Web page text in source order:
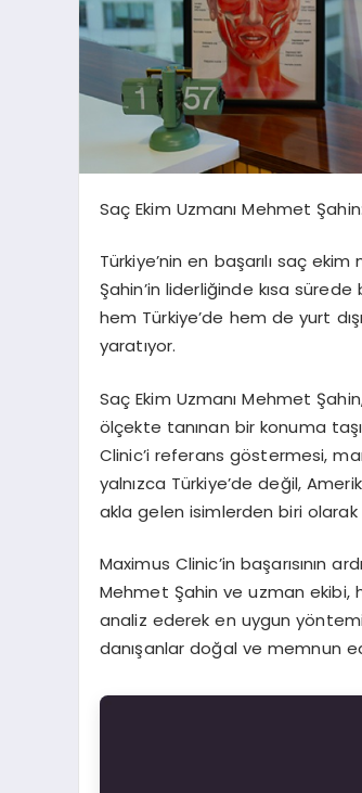
Saç Ekim Uzmanı Mehmet
Türkiye’nin en başarılı saç
Şahin’in liderliğinde kısa
hem Türkiye’de hem de yurt
yaratıyor.
Saç Ekim Uzmanı Mehmet
ölçekte tanınan bir konuma
Clinic’i referans göstermesi,
yalnızca Türkiye’de değil,
akla gelen isimlerden biri olarak
Maximus Clinic’in başarısının
Mehmet Şahin ve uzman ekibi,
analiz ederek en uygun
danışanlar doğal ve memnun